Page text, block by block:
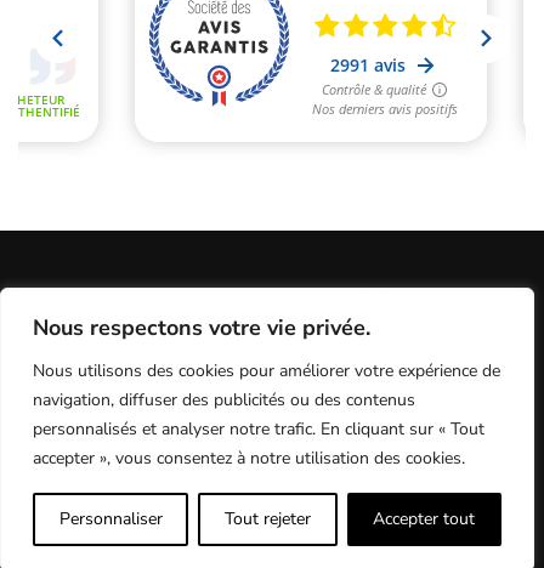
Nous respectons votre vie privée.
Nous utilisons des cookies pour améliorer votre expérience de
navigation, diffuser des publicités ou des contenus
personnalisés et analyser notre trafic. En cliquant sur « Tout
accepter », vous consentez à notre utilisation des cookies.
Personnaliser Tout rejeter Accepter tout
Informations Légales
Conditions Générales de Vente
Politique de Confidentialité / Cookies / RGP
Programme fidélité
Contact
MX Test - le meilleur du test motocross
★★★★★